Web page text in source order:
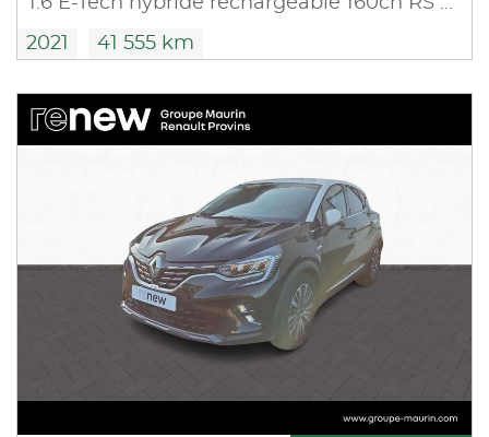
2021 41 555 km